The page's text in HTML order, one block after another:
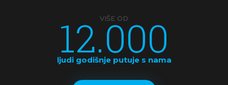
VIŠE OD
12.000
ljudi godišnje putuje s nama